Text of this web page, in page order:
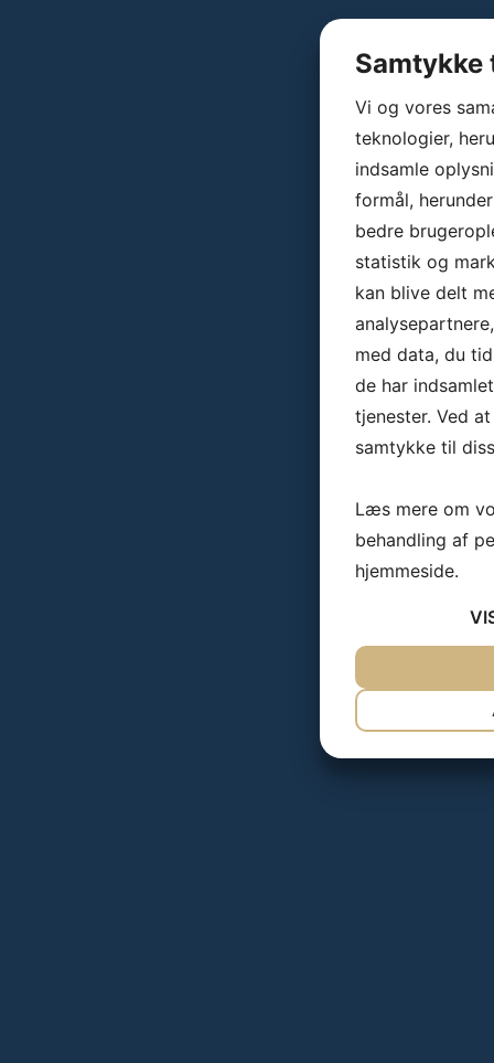
Vi og vores
teknologier,
indsamle
formål,
bedre
statistik og
kan blive delt
med data, du
de har
tjenester. Ved
samtykke til
Læs mere om
behandling af
hjemmeside.